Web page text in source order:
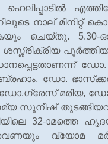
ഹെലിപ്പാടില്‍
നാല് മിനിറ്റ്
ചെയ്തു. 5.30-
ഡോ.
മരിയ,
സുനീഷ് തുടങ്ങിയവര്‍
32-ാമത്തെ
വ്യോമ